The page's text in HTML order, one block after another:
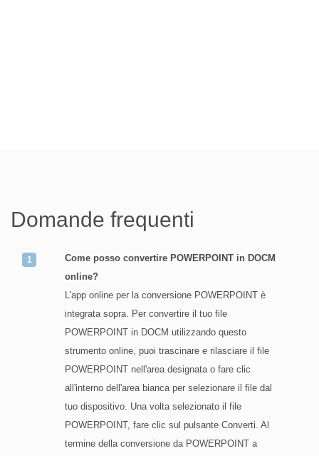
Domande frequenti
Come posso convertire POWERPOINT in DOCM
online?
L'app online per la conversione POWERPOINT è
integrata sopra. Per convertire il tuo file
POWERPOINT in DOCM utilizzando questo
strumento online, puoi trascinare e rilasciare il file
POWERPOINT nell'area designata o fare clic
all'interno dell'area bianca per selezionare il file dal
tuo dispositivo. Una volta selezionato il file
POWERPOINT, fare clic sul pulsante Converti. Al
termine della conversione da POWERPOINT a